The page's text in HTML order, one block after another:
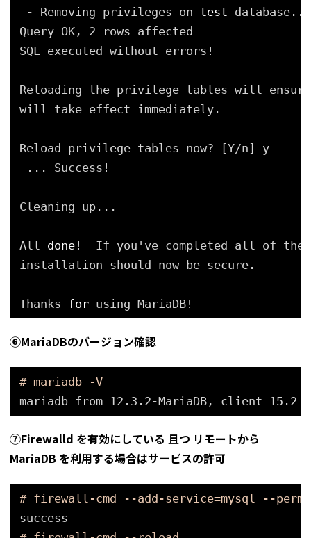
- Removing privileges on test database...
Query OK, 2 rows affected
SQL executed without errors!
Reloading the privilege tables will
will take effect immediately.
Reload privilege tables now? [Y/n] y
... Success!
Cleaning up...
All done !  If you've completed all of the
installation should now be secure.
Thanks for using MariaDB!
⑥MariaDBのバージョン確認
# mariadb -V
mariadb from 12.3.2-MariaDB, client 15.2
⑦Firewalld を有効にしている 且つ リモートから
MariaDB を利用する場合はサービスの許可
# firewall-cmd --add-service=mysql --
success